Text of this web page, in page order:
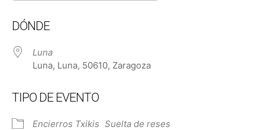
DÓNDE
Luna
Luna, Luna, 50610, Zaragoza
TIPO DE EVENTO
Encierros Txikis Suelta de reses